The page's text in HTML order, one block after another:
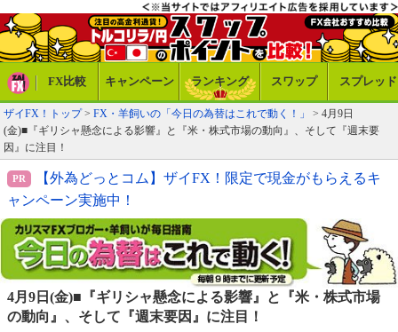
FX比較 キャンペーン ランキング スワップ スプレッド
ザイFX！トップ> FX・羊飼いの「今日の為替はこれで動く！」
> 4月9日
(金)■『ギリシャ懸念による影響』と『米・株式市場の動向』、そして『週末要
因』に注目！
【外為どっとコム】ザイFX！限定で現金がもらえるキ
ャンペーン実施中！
4月9日(金)■『ギリシャ懸念による影響』と『米・株式市場
の動向』、そして『週末要因』に注目！